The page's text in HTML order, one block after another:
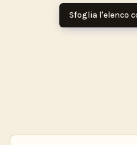
Sfoglia l'elenco